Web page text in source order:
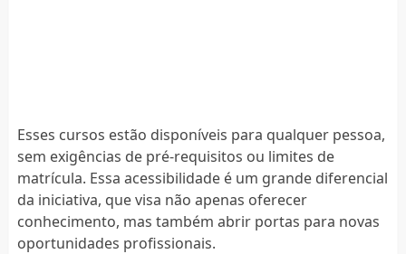
Esses cursos estão disponíveis para qualquer pessoa,
sem exigências de pré-requisitos ou limites de
matrícula. Essa acessibilidade é um grande diferencial
da iniciativa, que visa não apenas oferecer
conhecimento, mas também abrir portas para novas
oportunidades profissionais.